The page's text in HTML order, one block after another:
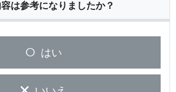
は参考になりましたか？
はい